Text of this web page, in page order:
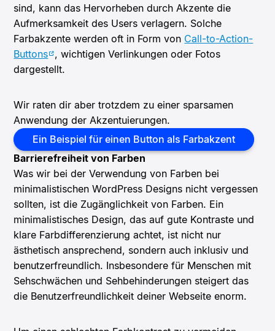
sind, kann das Hervorheben durch Akzente die
Aufmerksamkeit des Users verlagern. Solche
Farbakzente werden oft in Form von Call-to-Action-
Buttons , wichtigen Verlinkungen oder Fotos
dargestellt.
Wir raten dir aber trotzdem zu einer sparsamen
Anwendung der Akzentuierungen.
Ein Beispiel für einen Button als Farbakzent
Barrierefreiheit von Farben
Was wir bei der Verwendung von Farben bei
minimalistischen WordPress Designs nicht vergessen
sollten, ist die Zugänglichkeit von Farben. Ein
minimalistisches Design, das auf gute Kontraste und
klare Farbdifferenzierung achtet, ist nicht nur
ästhetisch ansprechend, sondern auch inklusiv und
benutzerfreundlich. Insbesondere für Menschen mit
Sehschwächen und Sehbehinderungen steigert das
die Benutzerfreundlichkeit deiner Webseite enorm.